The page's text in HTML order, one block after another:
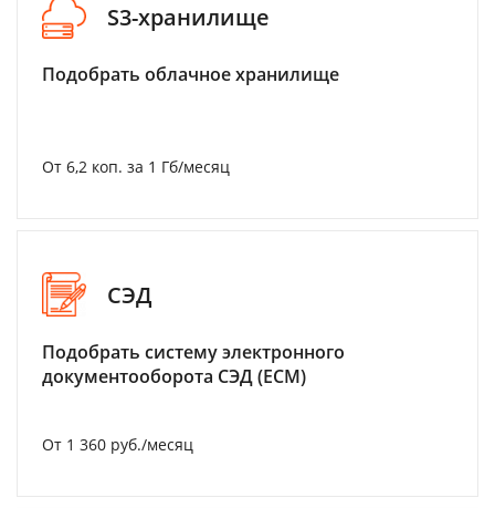
S3-хранилище
Подобрать облачное хранилище
От 6,2 коп. за 1 Гб/месяц
СЭД
Подобрать систему электронного
документооборота СЭД (ECM)
От 1 360 руб./месяц